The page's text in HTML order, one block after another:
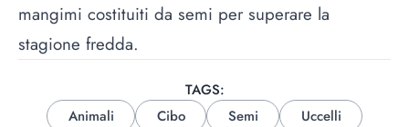
mangimi costituiti da semi per superare la
stagione fredda.
TAGS:
Animali
Cibo Semi Uccelli